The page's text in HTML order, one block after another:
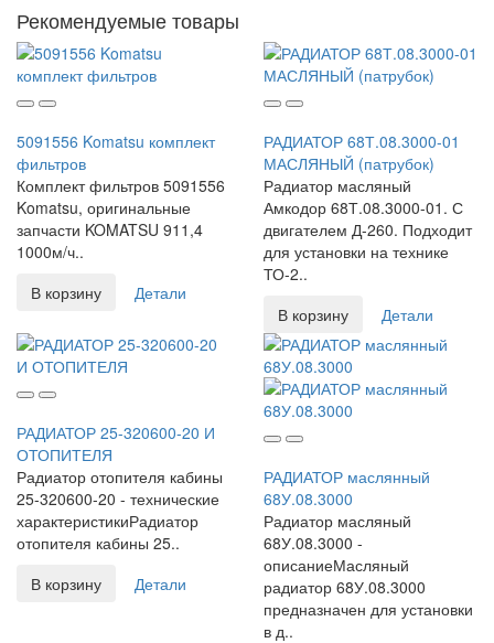
Рекомендуемые товары
5091556 Komatsu комплект
фильтров
Комплект фильтров 5091556
Komatsu, оригинальные
запчасти KOMATSU 911,4
1000м/ч..
В корзину
Детали
РАДИАТОР 68Т.08.3000-01
МАСЛЯНЫЙ (патрубок)
Радиатор масляный
Амкодор 68Т.08.3000-01. С
двигателем Д-260. Подходит
для установки на технике
ТО-2..
В корзину
Детали
РАДИАТОР 25-320600-20 И
ОТОПИТЕЛЯ
Радиатор отопителя кабины
25-320600-20 - технические
характеристикиРадиатор
отопителя кабины 25..
В корзину
Детали
РАДИАТОР маслянный
68У.08.3000
Радиатор масляный
68У.08.3000 -
описаниеМасляный
радиатор 68У.08.3000
предназначен для установки
в д..